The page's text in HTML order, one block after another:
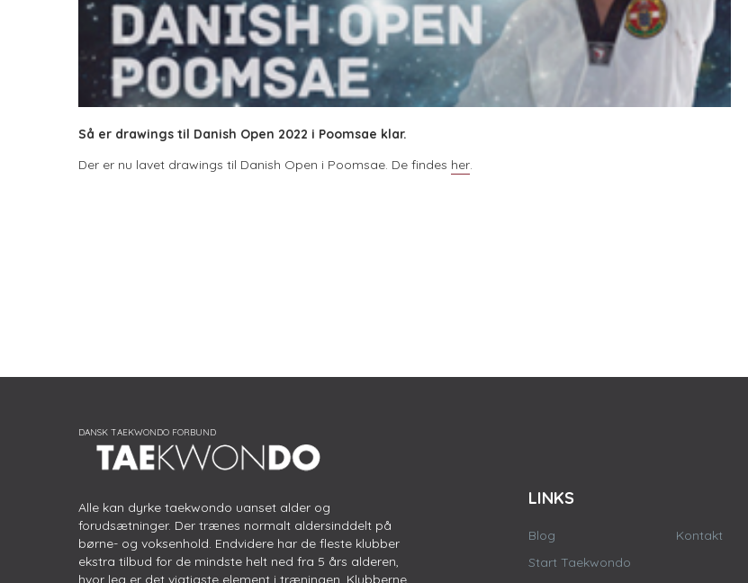
Så er drawings til Danish Open 2022 i Poomsae klar.
Der er nu lavet drawings til Danish Open i Poomsae. De findes her.
Alle kan dyrke taekwondo uanset alder og
forudsætninger. Der trænes normalt aldersinddelt på
børne- og voksenhold. Endvidere har de fleste klubber
ekstra tilbud for de mindste helt ned fra 5 års alderen,
hvor leg er det vigtigste element i træningen. Klubberne
LINKS
Blog
Start Taekwondo
Kontakt